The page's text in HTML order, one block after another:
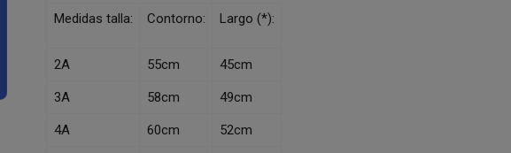
Medidas talla: Contorno: Largo (*):
2A 55cm 45cm
3A 58cm 49cm
4A 60cm 52cm